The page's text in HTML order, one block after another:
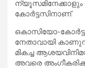
ന്യൂസമിനേക്കാളും
കോർട്ടസിനാണ്.
ഒകാസിയോ-
നേതാവായി
മികച്ച
അവരെ